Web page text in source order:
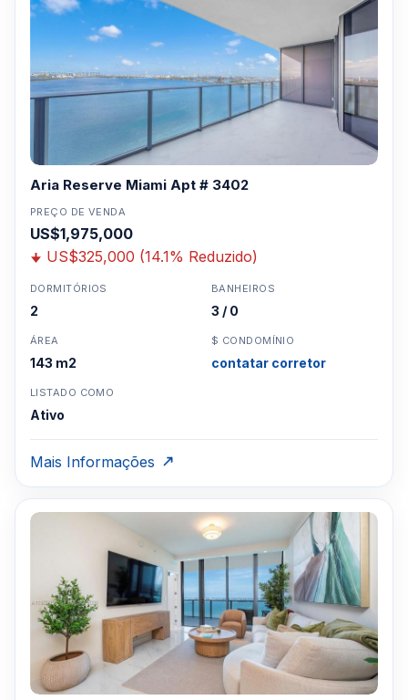
Aria Reserve Miami Apt # 3402
PREÇO DE VENDA
US$1,975,000
US$325,000 (14.1% Reduzido)
DORMITÓRIOS
2
BANHEIROS
3 / 0
ÁREA
143 m2
$ CONDOMÍNIO
contatar corretor
LISTADO COMO
Ativo
Mais Informações